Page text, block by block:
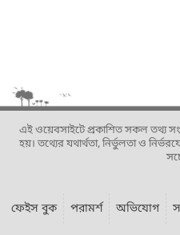
এই ওয়েবসাইটে প্রকাশিত সকল তথ্য
হয়। তথ্যের যথার্থতা, নির্ভুলতা ও
ফেইস বুক পরামর্শ অভিযোগ